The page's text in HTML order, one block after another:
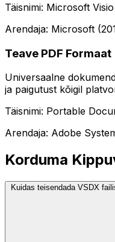
Täisnimi: Microsoft
Arendaja: Microsoft
Teave PDF Formaat
Universaalne
ja paigutust kõigil
Täisnimi: Portable
Arendaja: Adobe
Korduma
Kuidas teisendada VSDX